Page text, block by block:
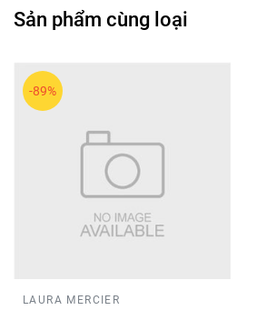
Sản phẩm cùng loại
-89%
LAURA MERCIER